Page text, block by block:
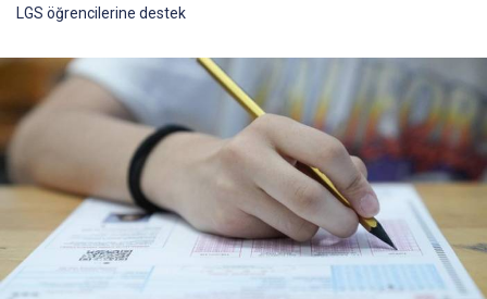
LGS öğrencilerine destek